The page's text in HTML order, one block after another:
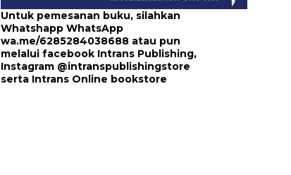
Untuk pemesanan buku, silahkan
Whatshapp WhatsApp
wa.me/6285284038688 atau pun
melalui facebook Intrans Publishing,
Instagram @intranspublishingstore
serta Intrans Online bookstore